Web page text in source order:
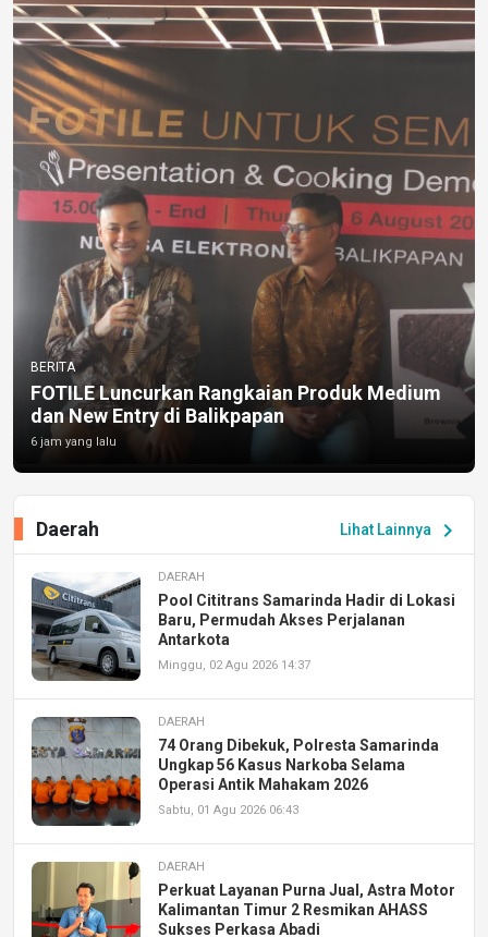
BERITA
FOTILE Luncurkan Rangkaian Produk Medium
dan New Entry di Balikpapan
6 jam yang lalu
Lihat Lainnya chevron_right
Daerah
DAERAH
Pool Cititrans Samarinda Hadir di Lokasi
Baru, Permudah Akses Perjalanan
Antarkota
Minggu, 02 Agu 2026 14:37
DAERAH
74 Orang Dibekuk, Polresta Samarinda
Ungkap 56 Kasus Narkoba Selama
Operasi Antik Mahakam 2026
Sabtu, 01 Agu 2026 06:43
DAERAH
Perkuat Layanan Purna Jual, Astra Motor
Kalimantan Timur 2 Resmikan AHASS
Sukses Perkasa Abadi